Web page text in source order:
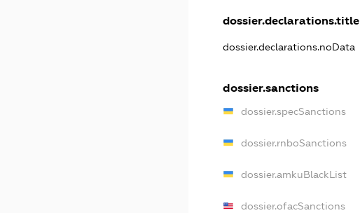
dossier.declarations.title
dossier.declarations.noData
dossier.sanctions
dossier.specSanctions
dossier.rnboSanctions
dossier.amkuBlackList
dossier.ofacSanctions